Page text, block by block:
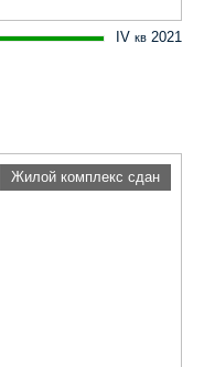
IV кв 2021
Жилой комплекс сдан